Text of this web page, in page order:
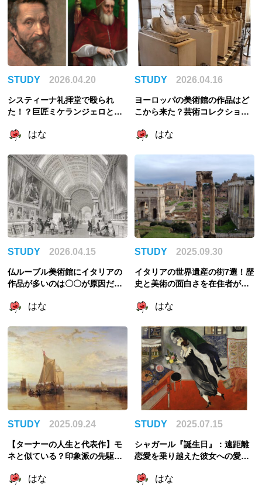
STUDY 2026.04.20
システィーナ礼拝堂で殴られ
た！？巨匠ミケランジェロと教
ピソード3選
はな
STUDY 2026.04.16
ヨーロッパの美術館の作品はど
こから来た？芸術コレクション
はな
STUDY 2026.04.15
仏ルーブル美術館にイタリアの
作品が多いのは〇〇が原因だっ
く
はな
STUDY 2025.09.30
イタリアの世界遺産の街7選！歴
史と美術の面白さを在住者が解
はな
STUDY 2025.09.24
【ターナーの人生と代表作】モ
ネと似ている？印象派の先駆
はな
STUDY 2025.07.15
シャガール『誕生日』：遠距離
恋愛を乗り越えた彼女への愛が
はな